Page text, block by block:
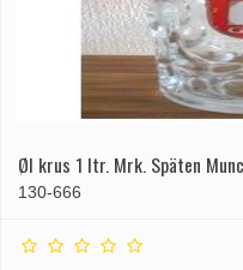
Øl krus 1 ltr. Mrk. Späten
130-666